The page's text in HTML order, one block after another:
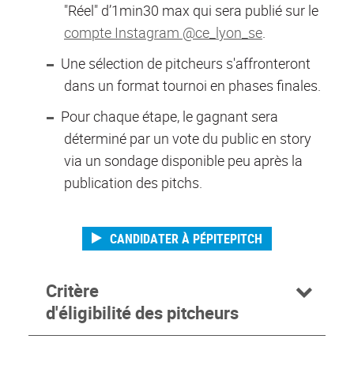
"Réel" d’1min30 max qui sera publié sur le
compte Instagram @ce_lyon_se.
Une sélection de pitcheurs s'affronteront
dans un format tournoi en phases finales.
Pour chaque étape, le gagnant sera
déterminé par un vote du public en story
via un sondage disponible peu après la
publication des pitchs.
CANDIDATER À PÉPITEPITCH
Critère
d'éligibilité des pitcheurs